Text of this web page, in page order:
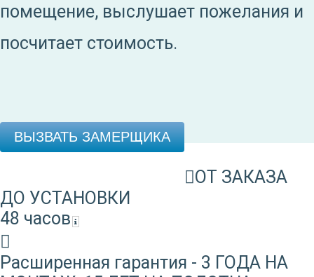
помещение, выслушает пожелания и
посчитает стоимость.
ВЫЗВАТЬ ЗАМЕРЩИКА
ОТ ЗАКАЗА
ДО УСТАНОВКИ
48 часов
Расширенная гарантия - 3 ГОДА НА